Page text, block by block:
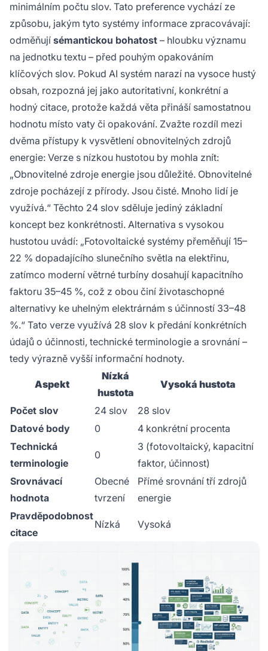
minimálním počtu slov. Tato preference vychází ze
způsobu, jakým tyto systémy informace zpracovávají:
odměňují sémantickou bohatost – hloubku významu
na jednotku textu – před pouhým opakováním
klíčových slov. Pokud AI systém narazí na vysoce hustý
obsah, rozpozná jej jako autoritativní, konkrétní a
hodný citace, protože každá věta přináší samostatnou
hodnotu místo vaty či opakování. Zvažte rozdíl mezi
dvěma přístupy k vysvětlení obnovitelných zdrojů
energie: Verze s nízkou hustotou by mohla znít:
„Obnovitelné zdroje energie jsou důležité. Obnovitelné
zdroje pocházejí z přírody. Jsou čisté. Mnoho lidí je
využívá.“ Těchto 24 slov sděluje jediný základní
koncept bez konkrétnosti. Alternativa s vysokou
hustotou uvádí: „Fotovoltaické systémy přeměňují 15–
22 % dopadajícího slunečního světla na elektřinu,
zatímco moderní větrné turbíny dosahují kapacitního
faktoru 35–45 %, což z obou činí životaschopné
alternativy ke uhelným elektrárnám s účinností 33–48
%.“ Tato verze využívá 28 slov k předání konkrétních
údajů o účinnosti, technické terminologie a srovnání –
tedy výrazně vyšší informační hodnoty.
Aspekt
Nízká
hustota
Vysoká hustota
Počet slov 24 slov
28 slov
Datové body
0
4 konkrétní procenta
Technická
terminologie
0
3 (fotovoltaický, kapacitní
faktor, účinnost)
Srovnávací
hodnota
Obecné
tvrzení
Přímé srovnání tří zdrojů
energie
Pravděpodobnost
citace
Nízká Vysoká